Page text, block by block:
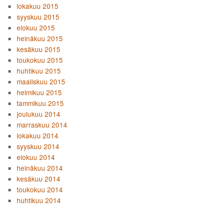
lokakuu 2015
syyskuu 2015
elokuu 2015
heinäkuu 2015
kesäkuu 2015
toukokuu 2015
huhtikuu 2015
maaliskuu 2015
helmikuu 2015
tammikuu 2015
joulukuu 2014
marraskuu 2014
lokakuu 2014
syyskuu 2014
elokuu 2014
heinäkuu 2014
kesäkuu 2014
toukokuu 2014
huhtikuu 2014